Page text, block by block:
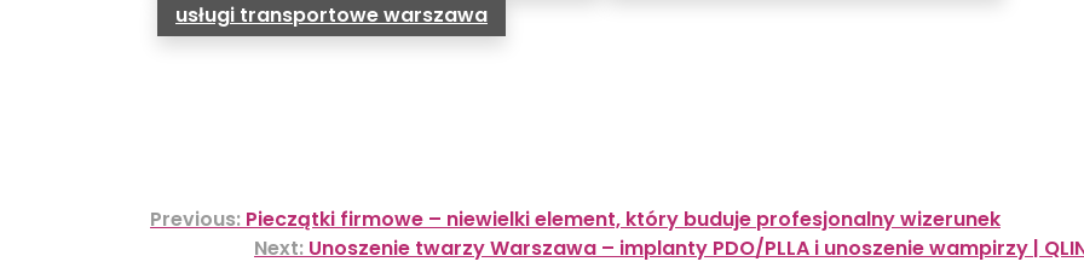
usługi transportowe warszawa
Nawigacja
Previous: Pieczątki firmowe – niewielki element, który buduje profesjonalny wizerunek
Next: Unoszenie twarzy Warszawa – implanty PDO/PLLA i unoszenie wampirzy |